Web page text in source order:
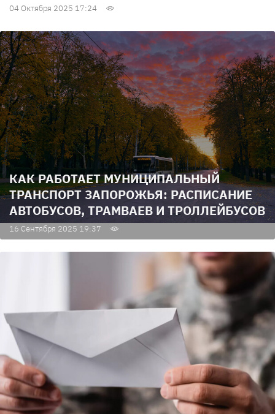
04 Октября 2025 17:24
КАК РАБОТАЕТ МУНИЦИПАЛЬНЫЙ
ТРАНСПОРТ ЗАПОРОЖЬЯ: РАСПИСАНИЕ
АВТОБУСОВ, ТРАМВАЕВ И ТРОЛЛЕЙБУСОВ
16 Сентября 2025 19:37